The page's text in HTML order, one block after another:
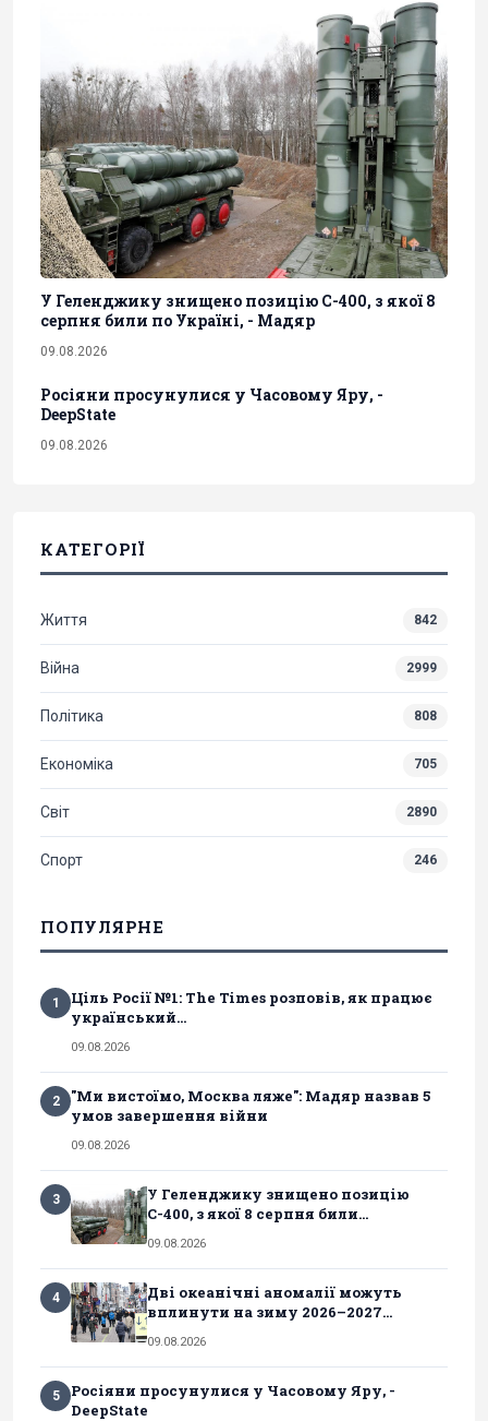
У Геленджику знищено позицію С-400, з якої 8
серпня били по Україні, - Мадяр
09.08.2026
Росіяни просунулися у Часовому Яру, -
DeepState
09.08.2026
КАТЕГОРІЇ
Життя 842
Війна 2999
Політика 808
Економіка 705
Світ 2890
Спорт 246
ПОПУЛЯРНЕ
1
Ціль Росії №1: The Times розповів, як працює
український...
09.08.2026
2
"Ми вистоїмо, Москва ляже": Мадяр назвав 5
умов завершення війни
09.08.2026
3
У Геленджику знищено позицію
С-400, з якої 8 серпня били...
09.08.2026
4
Дві океанічні аномалії можуть
вплинути на зиму 2026–2027...
09.08.2026
5
Росіяни просунулися у Часовому Яру, -
DeepState